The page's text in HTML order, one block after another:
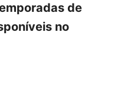
de
no